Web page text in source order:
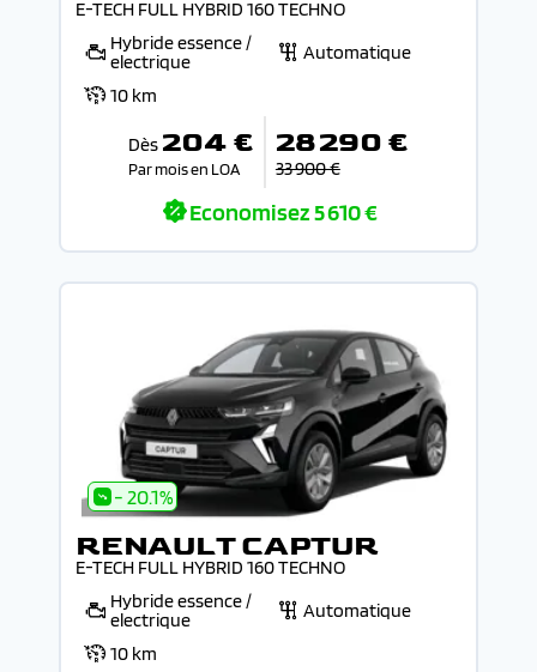
E-TECH FULL HYBRID 160 TECHNO
Hybride essence /
electrique
Automatique
10 km
Dès 204 €
Par mois en LOA
28 290 €
33 900 €
Economisez5 610 €
- 20.1%
RENAULT CAPTUR
E-TECH FULL HYBRID 160 TECHNO
Hybride essence /
electrique
Automatique
10 km